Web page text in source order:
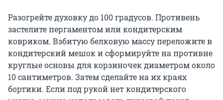
Разогрейте духовку до 100 градусов. Противень
застелите пергаментом или кондитерским
ковриком. Взбитую белковую массу переложите в
кондитерский мешок и сформируйте на противне
круглые основы для корзиночек диаметром около
10 сантиметров. Затем сделайте на их краях
бортики. Если под рукой нет кондитерского